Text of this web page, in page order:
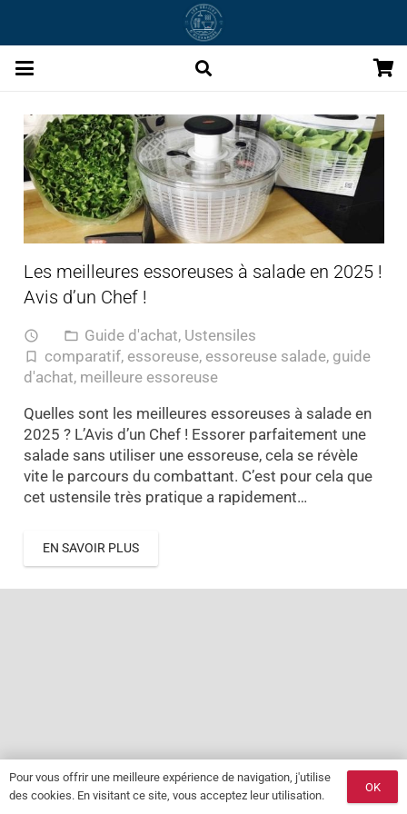
Les meilleures essoreuses à salade en 2025 !
Avis d’un Chef !
access_time folder_open Guide d'achat, Ustensiles
turned_in_not comparatif, essoreuse, essoreuse salade, guide
d'achat, meilleure essoreuse
Quelles sont les meilleures essoreuses à salade en
2025 ? L’Avis d’un Chef ! Essorer parfaitement une
salade sans utiliser une essoreuse, cela se révèle
vite le parcours du combattant. C’est pour cela que
cet ustensile très pratique a rapidement…
EN SAVOIR PLUS
Pour vous offrir une meilleure expérience de navigation, j'utilise
des cookies. En visitant ce site, vous acceptez leur utilisation.
OK